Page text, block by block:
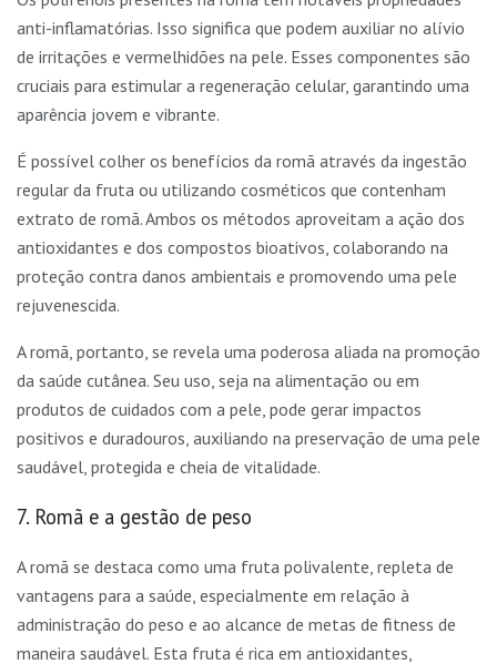
anti-inflamatórias. Isso significa que podem auxiliar no alívio
de irritações e vermelhidões na pele. Esses componentes são
cruciais para estimular a regeneração celular, garantindo uma
aparência jovem e vibrante.
É possível colher os benefícios da romã através da ingestão
regular da fruta ou utilizando cosméticos que contenham
extrato de romã. Ambos os métodos aproveitam a ação dos
antioxidantes e dos compostos bioativos, colaborando na
proteção contra danos ambientais e promovendo uma pele
rejuvenescida.
A romã, portanto, se revela uma poderosa aliada na promoção
da saúde cutânea. Seu uso, seja na alimentação ou em
produtos de cuidados com a pele, pode gerar impactos
positivos e duradouros, auxiliando na preservação de uma pele
saudável, protegida e cheia de vitalidade.
7. Romã e a gestão de peso
A romã se destaca como uma fruta polivalente, repleta de
vantagens para a saúde, especialmente em relação à
administração do peso e ao alcance de metas de fitness de
maneira saudável. Esta fruta é rica em antioxidantes,